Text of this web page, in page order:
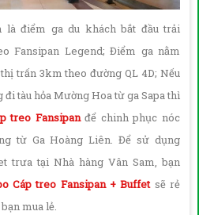
là điểm ga du khách bắt đầu trải
Fansipan Legend; Điểm ga nằm
trấn 3km theo đường QL 4D; Nếu
tàu hỏa Mường Hoa từ ga Sapa thì
treo Fansipanđể chinh phục nóc
từ Ga Hoàng Liên. Để sử dụng
trưa tại Nhà hàng Vân Sam, bạn
Cáp treo Fansipan + Buffetsẽ rẻ
mua lẻ.